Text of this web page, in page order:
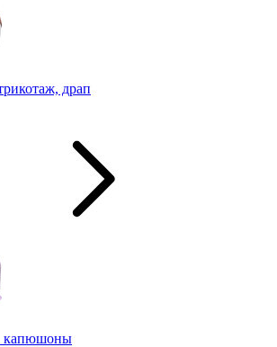
драп
капюшоны